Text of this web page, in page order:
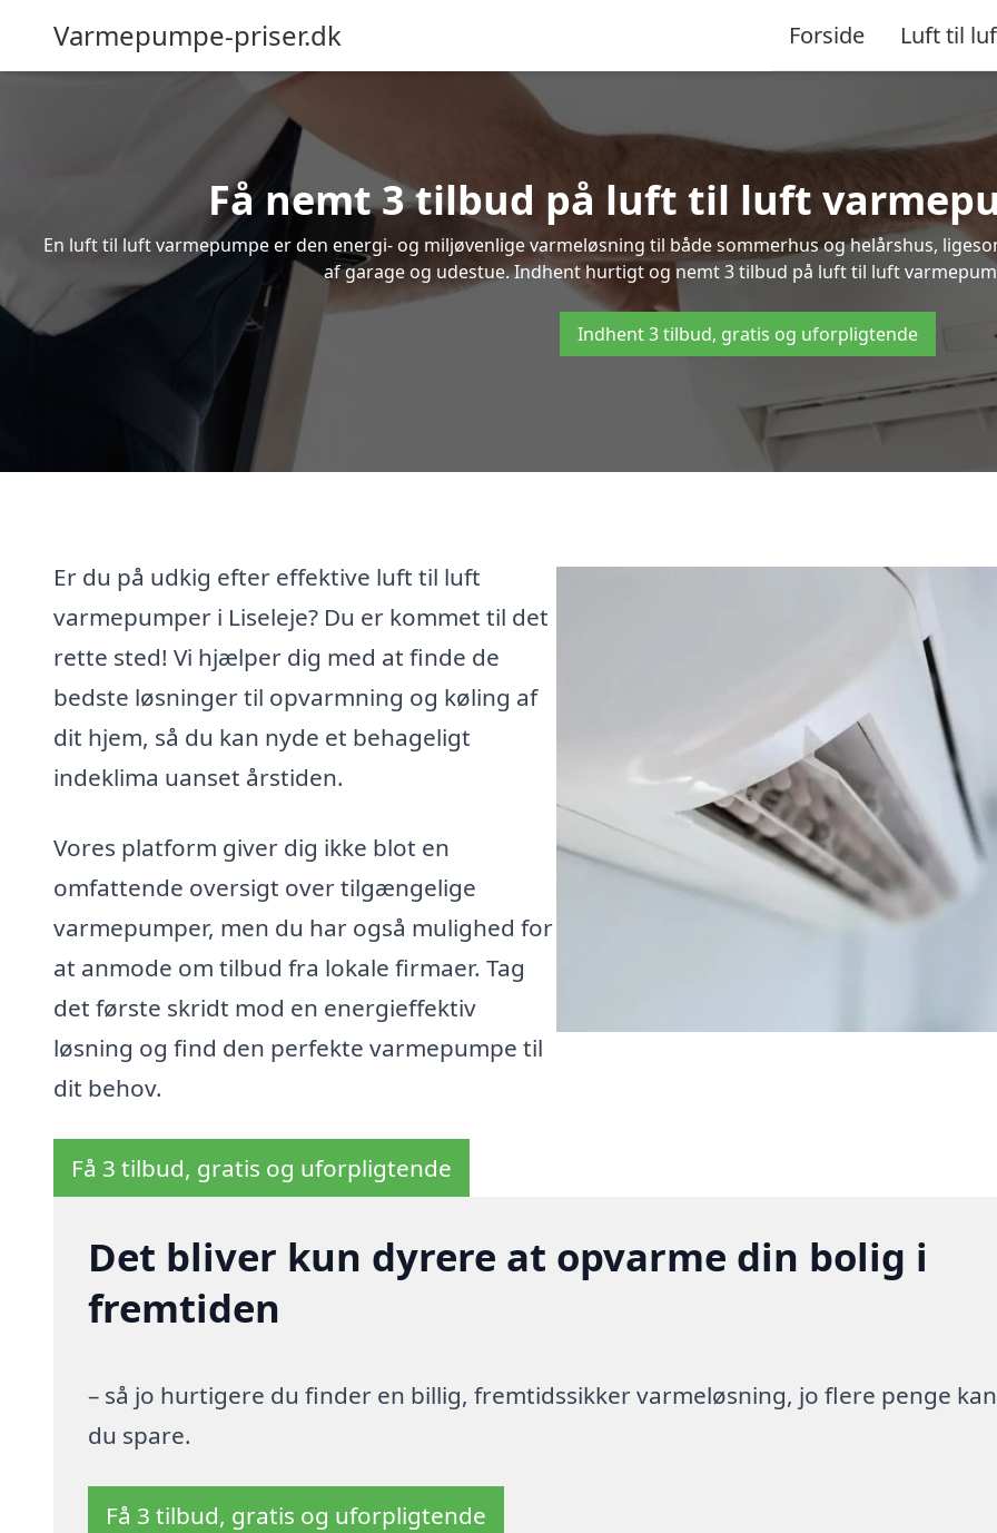
Varmepumpe-priser.dk Forside Luft til
Få nemt 3 tilbud på luft til luft
En luft til luft varmepumpe er den energi- og miljøvenlige varmeløsning til både sommerhus og helårshus,
af garage og udestue. Indhent hurtigt og nemt 3 tilbud på luft til luft
Indhent 3 tilbud, gratis og uforpligtende
Er du på udkig efter effektive luft til luft
varmepumper i Liseleje? Du er kommet til det
rette sted! Vi hjælper dig med at finde de
bedste løsninger til opvarmning og køling af
dit hjem, så du kan nyde et behageligt
indeklima uanset årstiden.
Vores platform giver dig ikke blot en
omfattende oversigt over tilgængelige
varmepumper, men du har også mulighed for
at anmode om tilbud fra lokale firmaer. Tag
det første skridt mod en energieffektiv
løsning og find den perfekte varmepumpe til
dit behov.
Få 3 tilbud, gratis og uforpligtende
Det bliver kun dyrere at opvarme din bolig i
fremtiden
– så jo hurtigere du finder en billig, fremtidssikker varmeløsning, jo flere penge kan
du spare.
Få 3 tilbud, gratis og uforpligtende